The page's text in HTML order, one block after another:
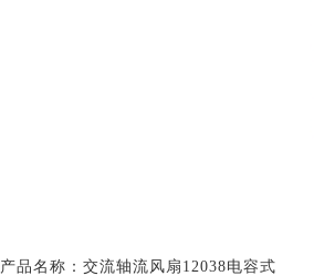
产品名称： 交流轴流风扇12038电容式